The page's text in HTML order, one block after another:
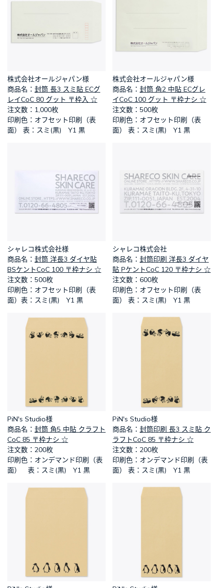
株式会社オールジャパン様
​商品名： 封筒 長3 スミ貼 ECグ
レイCoC 80 グット 〒枠入 ☆
​注文数：1,000枚
​印刷色：オフセット印刷（表
面） 表：スミ(黒) Y1 黒
株式会社オールジャパン様
​商品名： 封筒 角2 中貼 ECグレ
イCoC 100 グット 〒枠ナシ ☆
​注文数：500枚
​印刷色：オフセット印刷（表
面） 表：スミ(黒) Y1 黒
シャレコ株式会社様
​商品名： 封筒 洋長3 ダイヤ貼
BSケントCoC 100 〒枠ナシ ☆
​注文数：500枚
​印刷色：オフセット印刷（表
面）表：スミ(黒) Y1 黒
シャレコ株式会社
​商品名： 封筒印刷 洋長3 ダイヤ
貼 PケントCoC 120 〒枠ナシ ☆
​注文数：600枚
​印刷色：オフセット印刷（表
面） 表：スミ(黒) Y1 黒
PiN's Studio様
​商品名： 封筒 角5 中貼 クラフト
CoC 85 〒枠ナシ ☆
​注文数：200枚
​印刷色：オンデマンド印刷（表
面） 表：スミ(黒) Y1 黒
PiN's Studio様
​商品名： 封筒印刷 長3 スミ貼 ク
ラフトCoC 85 〒枠ナシ ☆
​注文数：200枚
​印刷色：オンデマンド印刷（表
面） 表：スミ(黒) Y1 黒